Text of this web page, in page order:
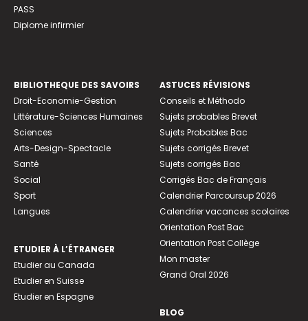
PASS
Diplome infirmier
BIBLIOTHEQUE DES SAVOIRS
Droit-Economie-Gestion
Littérature-Sciences Humaines
Sciences
Arts-Design-Spectacle
Santé
Social
Sport
Langues
ETUDIER À L’ÉTRANGER
Etudier au Canada
Etudier en Suisse
Etudier en Espagne
ASTUCES RÉVISIONS
Conseils et Méthodo
Sujets probables Brevet
Sujets Probables Bac
Sujets corrigés Brevet
Sujets corrigés Bac
Corrigés Bac de Français
Calendrier Parcoursup 2026
Calendrier vacances scolaires
Orientation Post Bac
Orientation Post Collège
Mon master
Grand Oral 2026
BLOG